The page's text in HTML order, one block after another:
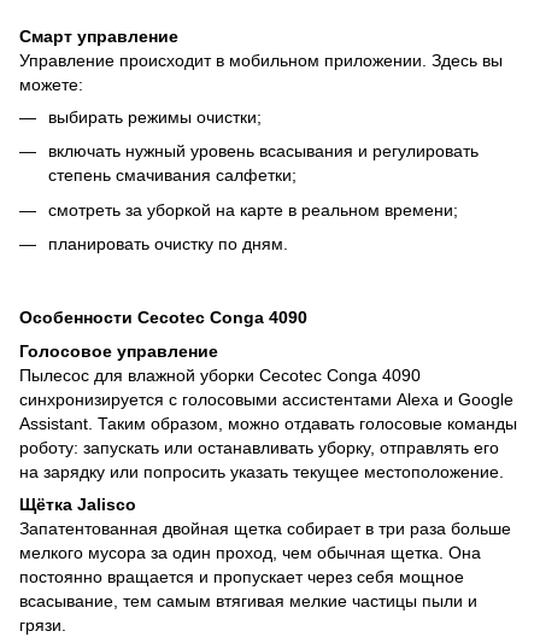
Смарт управление
Управление происходит в мобильном приложении. Здесь вы
можете:
выбирать режимы очистки;
включать нужный уровень всасывания и регулировать
степень смачивания салфетки;
смотреть за уборкой на карте в реальном времени;
планировать очистку по дням.
Особенности Cecotec Conga 4090
Голосовое управление
Пылесос для влажной уборки Cecotec Conga 4090
синхронизируется с голосовыми ассистентами Alexa и Google
Assistant. Таким образом, можно отдавать голосовые команды
роботу: запускать или останавливать уборку, отправлять его
на зарядку или попросить указать текущее местоположение.
Щётка Jalisco
Запатентованная двойная щетка собирает в три раза больше
мелкого мусора за один проход, чем обычная щетка. Она
постоянно вращается и пропускает через себя мощное
всасывание, тем самым втягивая мелкие частицы пыли и
грязи.